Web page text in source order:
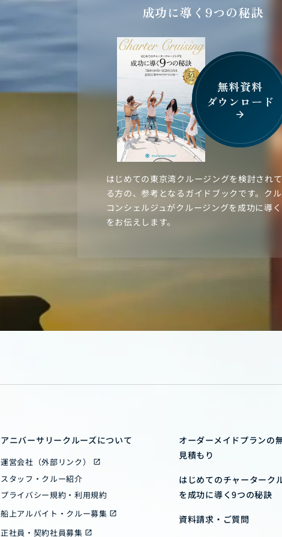
成功に導く9つの秘訣
無料資料
ダウンロード
arrow_forward
はじめての東京湾クルージングを検討され
る方の、参考となるガイドブックです。ク
コンシェルジュがクルージングを成功に導
をお伝えします。
アニバーサリークルーズについて
運営会社（外部リンク）
スタッフ・クルー紹介
プライバシー規約・利用規約
船上アルバイト・クルー募集
正社員・契約社員募集
オーダーメイドプランの
見積もり
はじめてのチャーターク
を成功に導く9つの秘訣
資料請求・ご質問